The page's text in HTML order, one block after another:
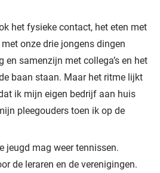
het fysieke contact, het eten met
onze drie jongens dingen
en samenzijn met collega’s en het
baan staan. Maar het ritme lijkt
ik mijn eigen bedrijf aan huis
pleegouders toen ik op de
jeugd mag weer tennissen.
de leraren en de verenigingen.